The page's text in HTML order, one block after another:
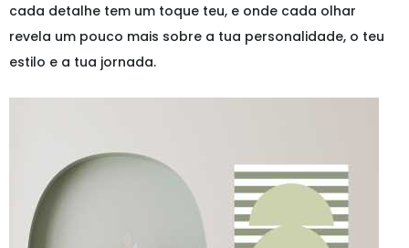
cada detalhe tem um toque teu, e onde cada olhar
revela um pouco mais sobre a tua personalidade, o teu
estilo e a tua jornada.